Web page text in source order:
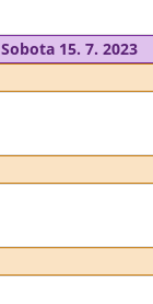
Sobota 15. 7. 2023